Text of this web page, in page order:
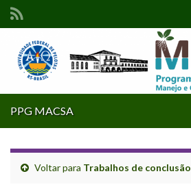
PPG MACSA
Voltar para Trabalhos de conclusão